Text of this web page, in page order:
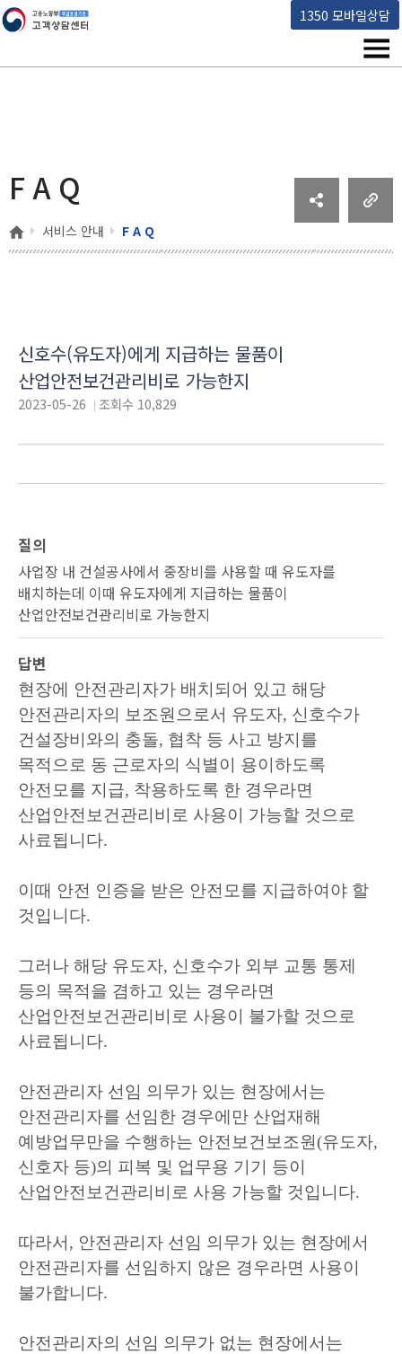
1350 모바일상담
고용노동부 책임운영기관 고객상담센터
메
F A Q
홈 서비스 안내 F A Q
신호수(유도자)에게 지급하는 물품이
산업안전보건관리비로 가능한지
2023-05-26 조회수 10,829
질의
사업장 내 건설공사에서 중장비를 사용할 때 유도자를
배치하는데 이때 유도자에게 지급하는 물품이
산업안전보건관리비로 가능한지
답변
현장에 안전관리자가 배치되어 있고 해당
안전관리자의 보조원으로서 유도자, 신호수가
건설장비와의 충돌, 협착 등 사고 방지를
목적으로 동 근로자의 식별이 용이하도록
안전모를 지급, 착용하도록 한 경우라면
산업안전보건관리비로 사용이 가능할 것으로
사료됩니다.
이때 안전 인증을 받은 안전모를 지급하여야 할
것입니다.
그러나 해당 유도자, 신호수가 외부 교통 통제
등의 목적을 겸하고 있는 경우라면
산업안전보건관리비로 사용이 불가할 것으로
사료됩니다.
안전관리자 선임 의무가 있는 현장에서는
안전관리자를 선임한 경우에만 산업재해
예방업무만을 수행하는 안전보건보조원(유도자,
신호자 등)의 피복 및 업무용 기기 등이
산업안전보건관리비로 사용 가능할 것입니다.
따라서 , 안전관리자 선임 의무가 있는 현장에서
안전관리자를 선임하지 않은 경우라면 사용이
불가합니다.
안전관리자의 선임 의무가 없는 현장에서는